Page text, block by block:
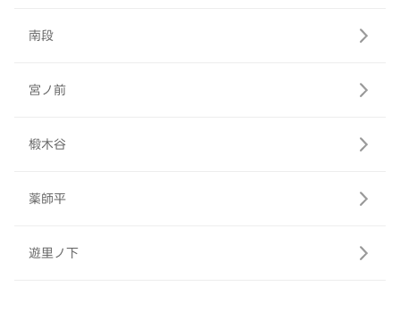
南段
宮ノ前
椴木谷
薬師平
遊里ノ下